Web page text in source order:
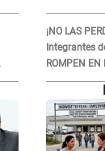
Saldaña: "Se
¡NO LAS
Integrantes
ROMPEN
concierto y
CRÍTICAS: